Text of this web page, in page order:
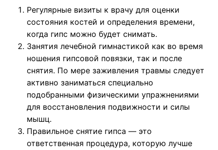
Регулярные визиты к врачу для оценки
состояния костей и определения времени,
когда гипс можно будет снимать.
Занятия лечебной гимнастикой как во время
ношения гипсовой повязки, так и после
снятия. По мере заживления травмы следует
активно заниматься специально
подобранными физическими упражнениями
для восстановления подвижности и силы
мышц.
Правильное снятие гипса — это
ответственная процедура, которую лучше